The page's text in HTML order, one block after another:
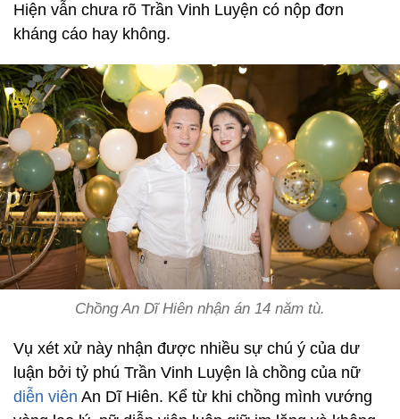
Hiện vẫn chưa rõ Trần Vinh Luyện có nộp đơn
kháng cáo hay không.
Chồng An Dĩ Hiên nhận án 14 năm tù.
Vụ xét xử này nhận được nhiều sự chú ý của dư
luận bởi tỷ phú Trần Vinh Luyện là chồng của nữ
diễn viên An Dĩ Hiên. Kể từ khi chồng mình vướng